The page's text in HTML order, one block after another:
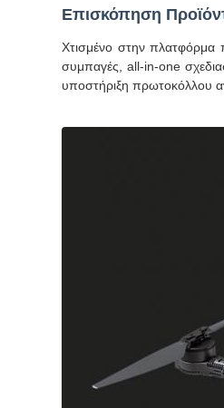
Επισκόπηση
Χτισμένο στην πλατφόρμα
συμπαγές, all-in-one
υποστήριξη πρωτοκόλλου